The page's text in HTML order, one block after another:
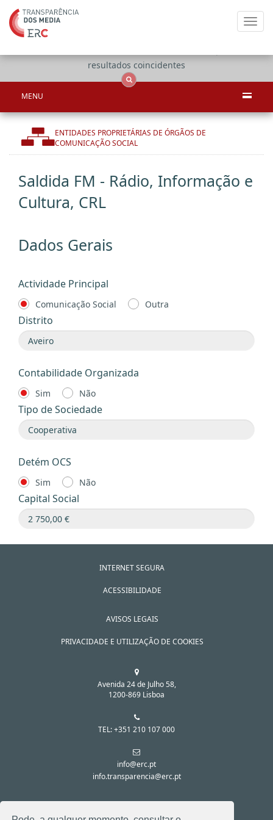
resultados coincidentes
MENU
ENTIDADES PROPRIETÁRIAS DE ÓRGÃOS DE
COMUNICAÇÃO SOCIAL
Saldida FM - Rádio, Informação e
Cultura, CRL
Dados Gerais
Actividade Principal
Comunicação Social Outra
Distrito
Contabilidade Organizada
Sim Não
Tipo de Sociedade
Detém OCS
Sim Não
Capital Social
INTERNET SEGURA
ACESSIBILIDADE
AVISOS LEGAIS
PRIVACIDADE E UTILIZAÇÃO DE COOKIES
Avenida 24 de Julho 58,
1200-869 Lisboa
TEL: +351 210 107 000
info@erc.pt
info.transparencia@erc.pt